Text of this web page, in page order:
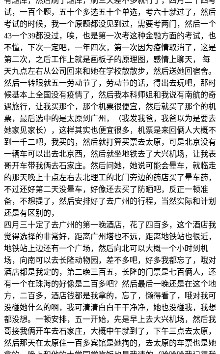
试，一百个题，五十个多选五十个单选，考六十就过了，然后
考试的时候，我一个原题都没见到过，需要考两门，然后一个
43一个39都没过，唉，也是第一次考这种金融方面的考试，也
不懂，下次一定吧，一年四次，第一次因为疫情取消了，这是
第二次，之后工作上就是画板子的原理图，感情上聊天， 每
天九点左右从公司回来和她在学校散散步，然后送她回宿舍。
然后一转眼就五一劳动节了，劳动节的话，得出去玩吧，那时
候基本上全国没有疫情了，然后我本科师姐和我说有南航的奇
遇旅行，让我买那个，那个机票很便宜，然后就买了那个的机
票，最后选中的是太原到广州，（我发我爸，我爸以为是要去
她家见家长），这样其实也便宜很多，机票是来回俩人大概不
到一千二吧，我买的，然后就打算买票去太原，可是北京没有
一辆车可以出去北京西，然后就坐地铁去了大兴机场，让我表
哥开车带我俩去石家庄。然后问她，她说可能会晕车，就临走
的那天晚上十点左右去北理工的北门旁边的药店买了晕车药，
不过还好第二天没晕车，好像还去买了防晒吧，反正一顿准
备，不想提了，然后安排好了去广州的行程，当然实际和计划
还是有区别的，
四月三十定了去广州的第一晚酒店，花了四百多，这个酒店我
觉得选择的非常好，距离广州塔也不远，距离地铁站也很近，
地铁站上边还有一个广场，然后向北可以大概一个小时到机
场，向南可以去长隆动物园，差不多吧，好多我都忘了，哦对
酒店都是我定的，第二晚三百五，长隆的门票是七百俩人，还
有一个在珠海的好像是二百多吧？然后最后一晚还是在这个地
方，二百多，酒店钱都是我拿的，忘了，懒得看了，哦对我可
没碰她什么的啊，我可清清白白干干净净，她也没碰我，我想
都没想。一顿安排，五一开始，先是早上去大兴机场，然后我
哥接我俩开车去石家庄，大概中午就到了，下午三点去太原，
然后那天在太原住一百多宾馆是她掏的，去太原的车票也是她